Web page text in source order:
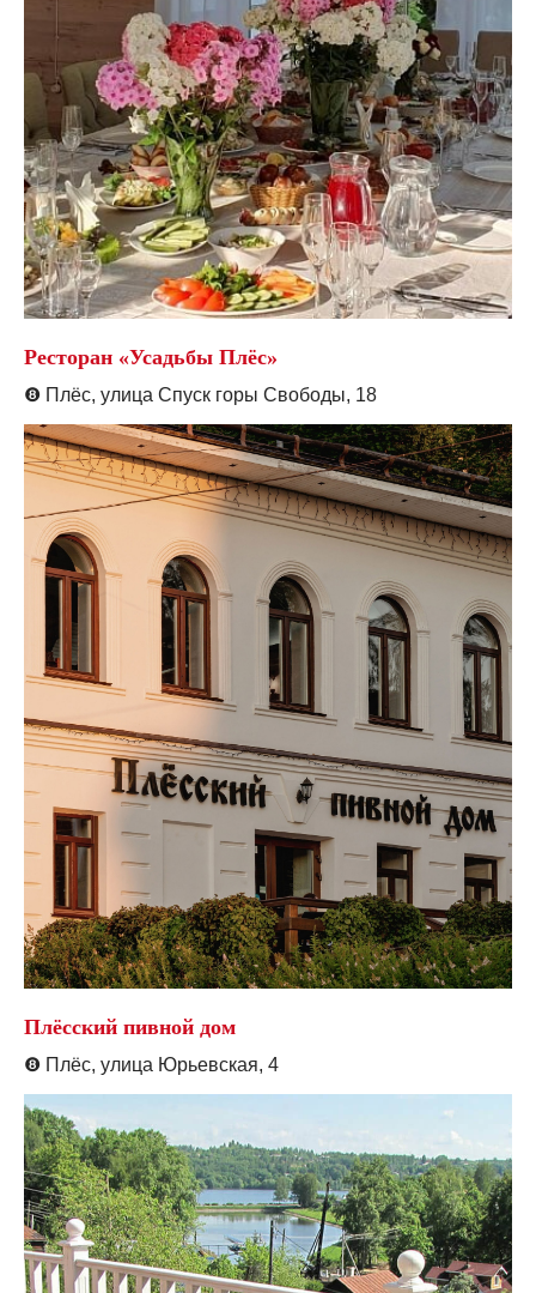
Ресторан «Усадьбы Плёс»
❽ Плёс, улица Спуск горы Свободы, 18
Плёсский пивной дом
❽ Плёс, улица Юрьевская, 4